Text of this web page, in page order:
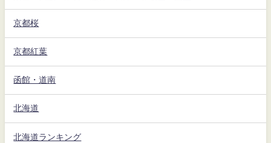
京都桜
京都紅葉
函館・道南
北海道
北海道ランキング